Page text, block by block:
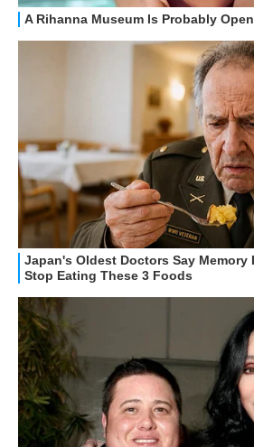
STREAMING E SERIE TV